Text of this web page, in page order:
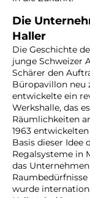
Die
Haller
Die Geschichte
junge Schweizer
Schärer den
Büropavillon neu
entwickelte ein
Werkshalle, das
Räumlichkeiten
1963
Basis dieser Idee
Regalsysteme in
das
wurde